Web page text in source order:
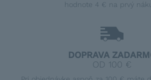
hodnote 4 € na prvý
DOPRAVA
OD 100 €